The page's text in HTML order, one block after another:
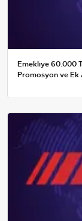
Emekliye 60.000
Promosyon ve Ek